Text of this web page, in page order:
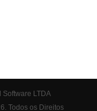
LTDA
Todos os Direitos